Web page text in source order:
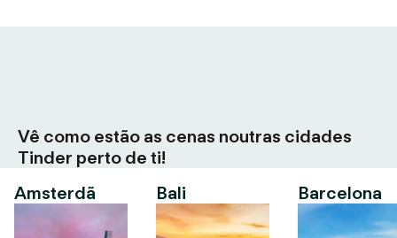
Vê como estão as cenas noutras cidades
Tinder perto de ti!
Amsterdã
Bali Barcelona